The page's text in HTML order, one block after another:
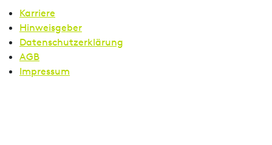
Karriere
Hinweisgeber
Datenschutzerklärung
AGB
Impressum